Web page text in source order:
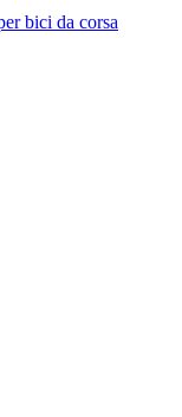
bici da corsa